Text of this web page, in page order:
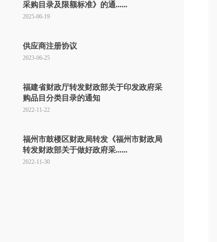
采购目录及限额标准》的通......
2025-06-19
供应商注册协议
2023-06-25
福建省财政厅转发财政部关于印发政府采
购品目分类目录的通知
2022-11-22
福州市鼓楼区财政局转发《福州市财政局
转发财政部关于做好政府采......
2022-11-30